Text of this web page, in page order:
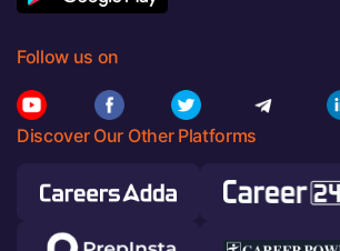
Follow us on
Discover Our Other Platforms